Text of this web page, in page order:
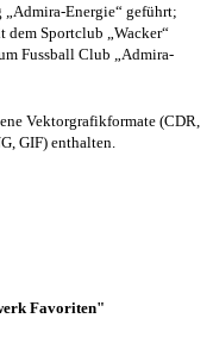
Energie“ geführt;
dem Sportclub „Wacker“
Fussball Club „Admira-
Vektorgrafikformate (CDR,
GIF) enthalten.
Favoriten"